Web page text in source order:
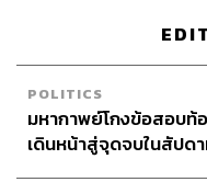
ผู้เขียนหวังว่านักลงทุนจ
ก็น้อย เพื่อเป็นแนวทางใ
สินทรัพย์ดิจิทัล
ติดตามข่าวสารศรษฐกิจ
POLITICS
มหากาพย์โกงข้อสอบท้
เดินหน้าสู่จุดจบในสัปด